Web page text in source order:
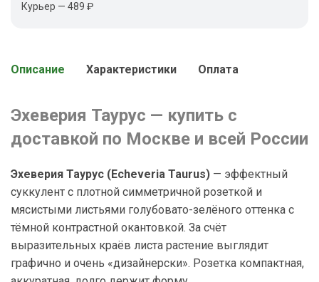
Курьер — 489 ₽
Описание Характеристики Оплата
Эхеверия Таурус — купить с
доставкой по Москве и всей России
Эхеверия Таурус (Echeveria Taurus) — эффектный
суккулент с плотной симметричной розеткой и
мясистыми листьями голубовато-зелёного оттенка с
тёмной контрастной окантовкой. За счёт
выразительных краёв листа растение выглядит
графично и очень «дизайнерски». Розетка компактная,